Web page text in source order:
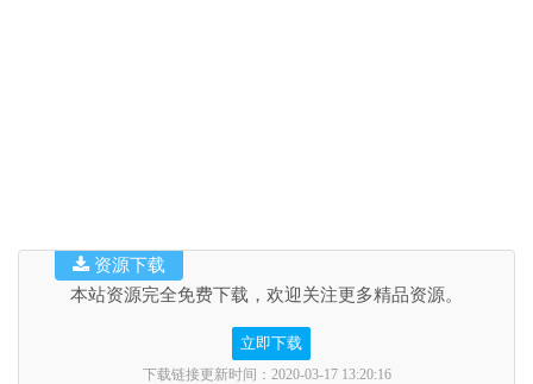
本站资源完全免费下载，欢迎关注更多精品资源。
立即下载
下载链接更新时间：2020-03-17 13:20:16
资源下载